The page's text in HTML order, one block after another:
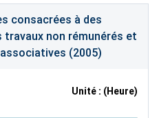
consacrées à des
non rémunérés et
(2005)
Unité : (Heure)